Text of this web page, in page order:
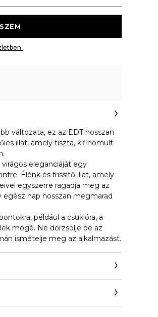
változata, ez az EDT hosszan
illat, amely tiszta, kifinomult
eleganciáját egy
Élénk és frissítő illat, amely
egyszerre ragadja meg az
nap hosszan megmarad
például a csuklóra, a
mögé. Ne dörzsölje be az
ismételje meg az alkalmazást.